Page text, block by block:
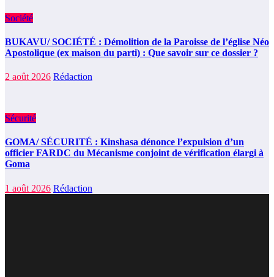
Société
BUKAVU/ SOCIÉTÉ : Démolition de la Paroisse de l’église Néo
Apostolique (ex maison du parti) : Que savoir sur ce dossier ?
2 août 2026 Rédaction
Sécurité
GOMA/ SÉCURITÉ : Kinshasa dénonce l’expulsion d’un
officier FARDC du Mécanisme conjoint de vérification élargi à
Goma
1 août 2026 Rédaction